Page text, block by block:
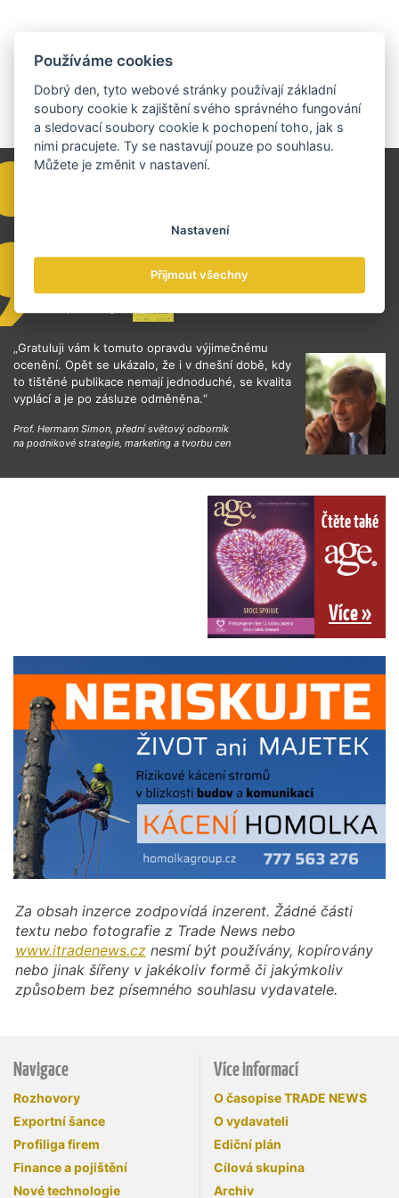
„Gratuluji vám k tomuto opravdu výjimečnému
ocenění. Opět se ukázalo, že i v dnešní době, kdy
to tištěné publikace nemají jednoduché, se kvalita
vyplácí a je po zásluze odměněna.“
Prof. Hermann Simon, přední světový odborník
na podnikové strategie, marketing a tvorbu cen
Čtěte také
Více »
Za obsah inzerce zodpovídá inzerent. Žádné části
textu nebo fotografie z Trade News nebo
www.itradenews.cz nesmí být používány, kopírovány
nebo jinak šířeny v jakékoliv formě či jakýmkoliv
způsobem bez písemného souhlasu vydavatele.
Navigace
Rozhovory
Exportní šance
Profiliga firem
Finance a pojištění
Nové technologie
Více informací
O časopise TRADE NEWS
O vydavateli
Ediční plán
Cílová skupina
Archiv
Používáme cookies
Dobrý den, tyto webové stránky používají základní
soubory cookie k zajištění svého správného fungování
a sledovací soubory cookie k pochopení toho, jak s
nimi pracujete. Ty se nastavují pouze po souhlasu.
Můžete je změnit v nastavení.
Nastavení
Přijmout všechny